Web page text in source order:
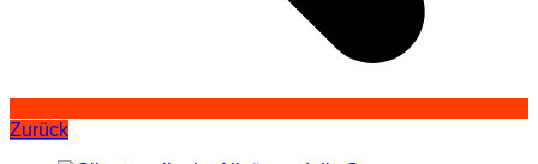
Zurück